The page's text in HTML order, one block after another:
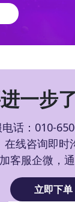
一步
话：010-
在线咨询即时
客服企微，
立即下单